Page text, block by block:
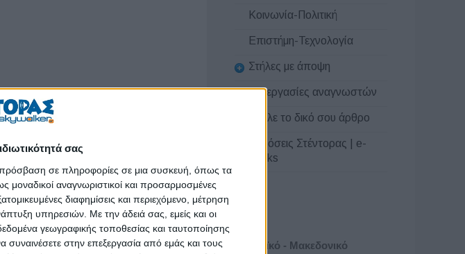
σας
πρόσβαση σε πληροφορίες σε μια συσκευή, όπως τα
αναγνωριστικοί και προσαρμοσμένες
διαφημίσεις και περιεχόμενο, μέτρηση
υπηρεσιών. Με την άδειά σας, εμείς και οι
γεωγραφικής τοποθεσίας και ταυτοποίησης
στην επεξεργασία από εμάς και τους
Κοινωνία-Πολιτική
Επιστήμη-Τεχνολογία
Στήλες με άποψη
Συνεργασίες αναγνωστών
Στείλε το δικό σου άρθρο
Εκδόσεις Στέντορας | e-
books
Αθηναϊκό - Μακεδονικό